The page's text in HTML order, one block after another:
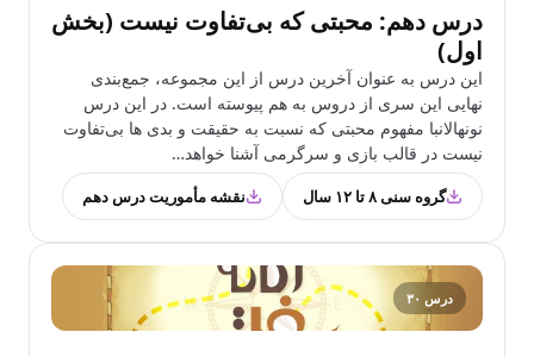
درس دهم: محبتی که بی‌تفاوت نیست (بخش
اول)
این درس به عنوان آخرین درس از این مجموعه، جمع‌بندی
نهایی این سری از دروس به هم پیوسته است. در این درس
نونهالانبا مفهوم محبتی که نسبت به حقیقت و بدی ها بی‌تفاوت
نیست در قالب بازی و سرگرمی آشنا خواهد…
گروه سنی ۸ تا ۱۲ سال نقشه مأموریت درس دهم
درس ۳۰